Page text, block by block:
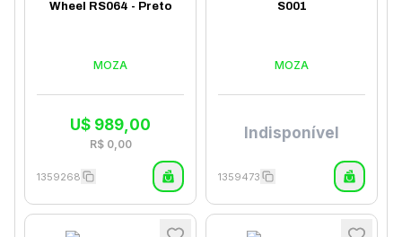
Wheel RS064 - Preto
MOZA
U$ 989,00
R$ 0,00
1359268
S001
MOZA
Indisponível
1359473